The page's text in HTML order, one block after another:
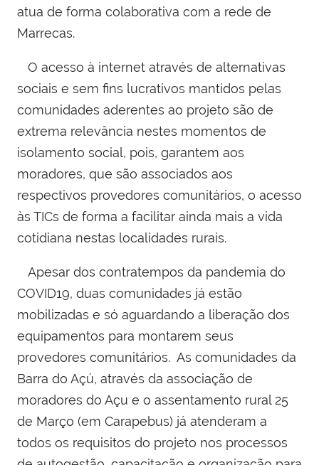
atua de forma colaborativa com a rede de
Marrecas.
O acesso à internet através de alternativas
sociais e sem fins lucrativos mantidos pelas
comunidades aderentes ao projeto são de
extrema relevância nestes momentos de
isolamento social, pois, garantem aos
moradores, que são associados aos
respectivos provedores comunitários, o acesso
às TICs de forma a facilitar ainda mais a vida
cotidiana nestas localidades rurais.
Apesar dos contratempos da pandemia do
COVID19, duas comunidades já estão
mobilizadas e só aguardando a liberação dos
equipamentos para montarem seus
provedores comunitários. As comunidades da
Barra do Açú, através da associação de
moradores do Açu e o assentamento rural 25
de Março (em Carapebus) já atenderam a
todos os requisitos do projeto nos processos